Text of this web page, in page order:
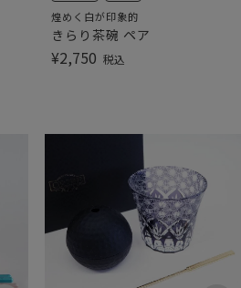
煌めく白が印象的
きらり茶碗 ペア
¥2,750 税込